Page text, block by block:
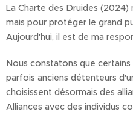
La Charte des Druides
mais pour protéger le grand
Aujourd'hui, il est de ma
Nous constatons que
parfois anciens détenteurs
choisissent désormais des
Alliances avec des individus